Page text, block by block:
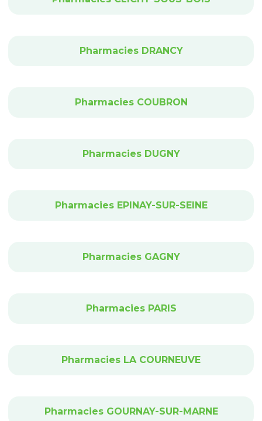
Pharmacies DRANCY
Pharmacies COUBRON
Pharmacies DUGNY
Pharmacies EPINAY-SUR-SEINE
Pharmacies GAGNY
Pharmacies PARIS
Pharmacies LA COURNEUVE
Pharmacies GOURNAY-SUR-MARNE